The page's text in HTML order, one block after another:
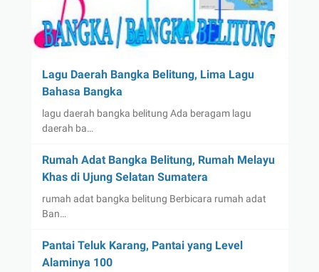
Lagu Daerah Bangka Belitung, Lima Lagu
Bahasa Bangka
lagu daerah bangka belitung Ada beragam lagu
daerah ba…
Rumah Adat Bangka Belitung, Rumah Melayu
Khas di Ujung Selatan Sumatera
rumah adat bangka belitung Berbicara rumah adat
Ban…
Pantai Teluk Karang, Pantai yang Level
Alaminya 100